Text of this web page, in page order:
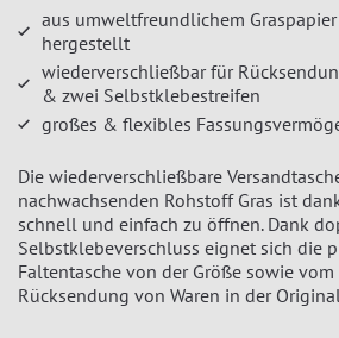
aus umweltfreundlichem
hergestellt
wiederverschließbar für
& zwei Selbstklebestreifen
großes & flexibles
Die wiederverschließbare
nachwachsenden Rohstoff Gras ist
schnell und einfach zu öffnen. Dank
Selbstklebeverschluss eignet sich die
Faltentasche von der Größe sowie
Rücksendung von Waren in der